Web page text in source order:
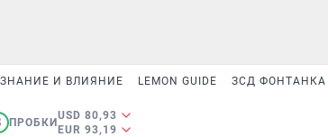
И ВЛИЯНИЕ LEMON GUIDE ЗСД ФОНТАНКА
ПРОБКИ
USD 80,93
EUR 93,19